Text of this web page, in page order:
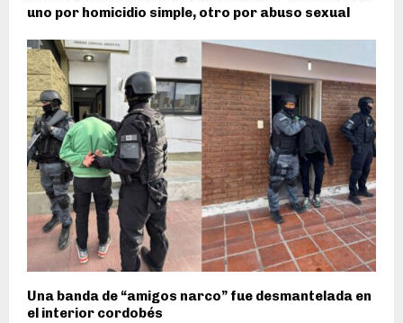
uno por homicidio simple, otro por abuso sexual
Una banda de “amigos narco” fue desmantelada en
el interior cordobés